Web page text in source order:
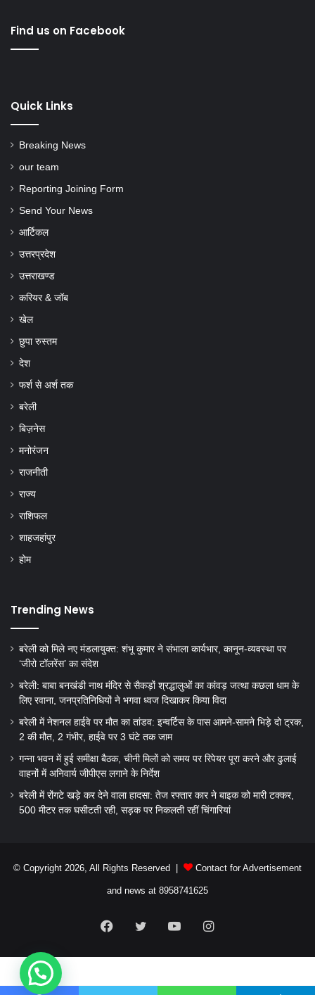
Find us on Facebook
Quick Links
Breaking News
our team
Reporting Joining Form
Send Your News
आर्टिकल
उत्तरप्रदेश
उत्तराखण्ड
करियर & जॉब
खेल
छुपा रुस्तम
देश
फर्श से अर्श तक
बरेली
बिज़नेस
मनोरंजन
राजनीती
राज्य
राशिफल
शाहजहांपुर
होम
Trending News
बरेली को मिले नए मंडलायुक्त: शंभू कुमार ने संभाला कार्यभार, कानून-व्यवस्था पर
‘जीरो टॉलरेंस’ का संदेश
बरेली: बाबा बनखंडी नाथ मंदिर से सैकड़ों श्रद्धालुओं का कांवड़ जत्था कछला धाम के
लिए रवाना, जनप्रतिनिधियों ने भगवा ध्वज दिखाकर किया विदा
बरेली में नेशनल हाईवे पर मौत का तांडव: इन्वर्टिस के पास आमने-सामने भिड़े दो ट्रक,
2 की मौत, 2 गंभीर, हाईवे पर 3 घंटे तक जाम
गन्ना भवन में हुई समीक्षा बैठक, चीनी मिलों को समय पर रिपेयर पूरा करने और ढुलाई
वाहनों में अनिवार्य जीपीएस लगाने के निर्देश
बरेली में रोंगटे खड़े कर देने वाला हादसा: तेज रफ्तार कार ने बाइक को मारी टक्कर,
500 मीटर तक घसीटती रही, सड़क पर निकलती रहीं चिंगारियां
© Copyright 2026, All Rights Reserved | Contact for Advertisement
and news at 8958741625
FacebookTwitterYouTubeInstagram